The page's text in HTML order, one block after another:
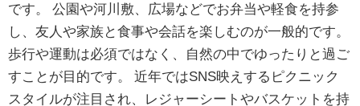
です。 公園や河川敷、広場などでお弁当や軽食を持参
し、友人や家族と食事や会話を楽しむのが一般的です。
歩行や運動は必須ではなく、自然の中でゆったりと過ご
すことが目的です。 近年ではSNS映えするピクニック
スタイルが注目され、レジャーシートやバスケットを持